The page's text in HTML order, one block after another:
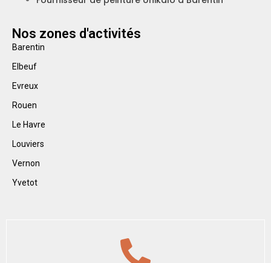
Nos zones d'activités
Barentin
Elbeuf
Evreux
Rouen
Le Havre
Louviers
Vernon
Yvetot